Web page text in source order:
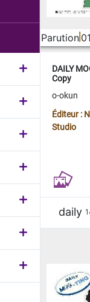
Parution
DAILY
Copy
o-okun
Éditeur :
Studio
daily